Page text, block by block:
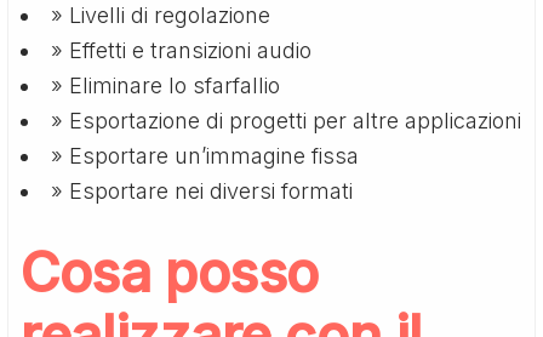
» Livelli di regolazione
» Effetti e transizioni audio
» Eliminare lo sfarfallio
» Esportazione di progetti per altre applicazioni
» Esportare un’immagine fissa
» Esportare nei diversi formati
Cosa posso